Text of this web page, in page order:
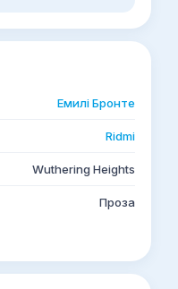
Емилі Бронте
Ridmi
Wuthering Heights
Проза